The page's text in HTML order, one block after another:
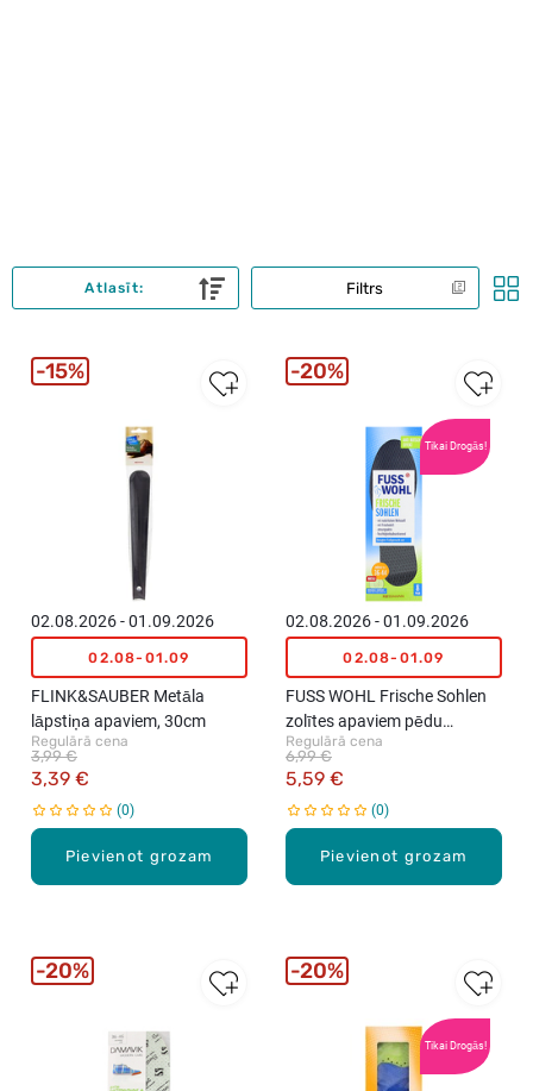
Filtrs
Atlasīt:
Pievienot grozam
02.08.2026 - 01.09.2026
02.08-01.09
FLINK&SAUBER Metāla
lāpstiņa apaviem, 30cm
Regulārā cena
3,39 €
3,99 €
0
15%
Tikai Drogās!
Pievienot grozam
02.08.2026 - 01.09.2026
02.08-01.09
FUSS WOHL Frische Sohlen
zolītes apaviem pēdu
svaigumam, 8pāri
Regulārā cena
5,59 €
6,99 €
0
20%
20%
Tikai Drogās!
20%